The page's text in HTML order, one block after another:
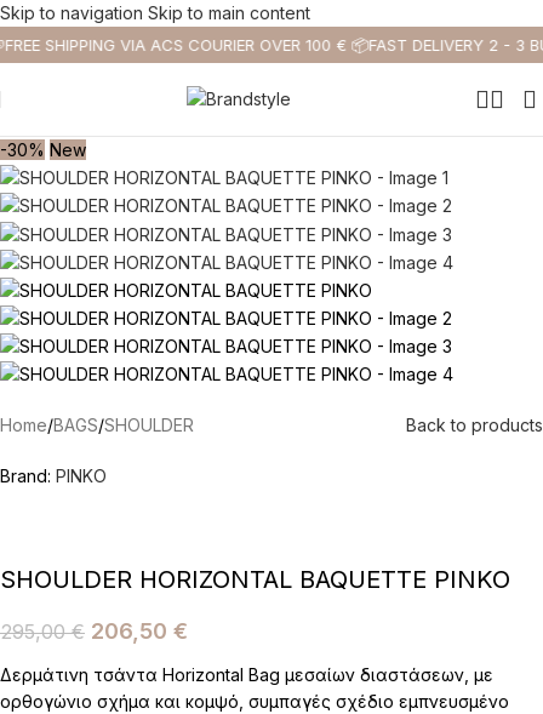
Skip to navigation Skip to main content
FREE SHIPPING VIA ACS COURIER OVER 100 € 📦FAST DELIVERY 2 - 3
-30% New
Home/BAGS/SHOULDER Back to products
Brand: PINKO
SHOULDER HORIZONTAL BAQUETTE PINKO
295,00€ 206,50 €
Δερμάτινη τσάντα Horizontal Bag μεσαίων διαστάσεων, με
ορθογώνιο σχήμα και κομψό, συμπαγές σχέδιο εμπνευσμένο